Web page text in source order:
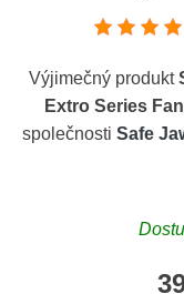
Výjimečný produkt
Extro Series
společnosti Safe